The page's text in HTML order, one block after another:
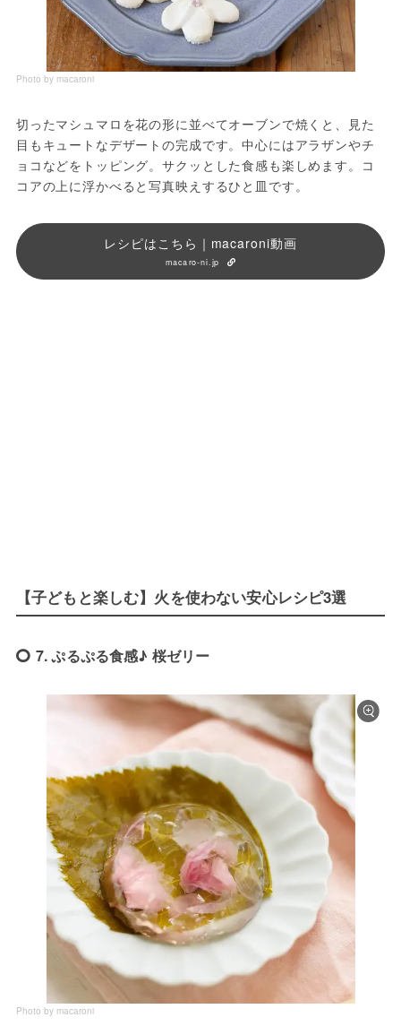
Photo by macaroni
切ったマシュマロを花の形に並べてオーブンで焼くと、見た
目もキュートなデザートの完成です。中心にはアラザンやチ
ョコなどをトッピング。サクッとした食感も楽しめます。コ
コアの上に浮かべると写真映えするひと皿です。
レシピはこちら｜macaroni動画
macaro-ni.jp
【子どもと楽しむ】火を使わない安心レシピ3選
7. ぷるぷる食感♪ 桜ゼリー
Photo by macaroni